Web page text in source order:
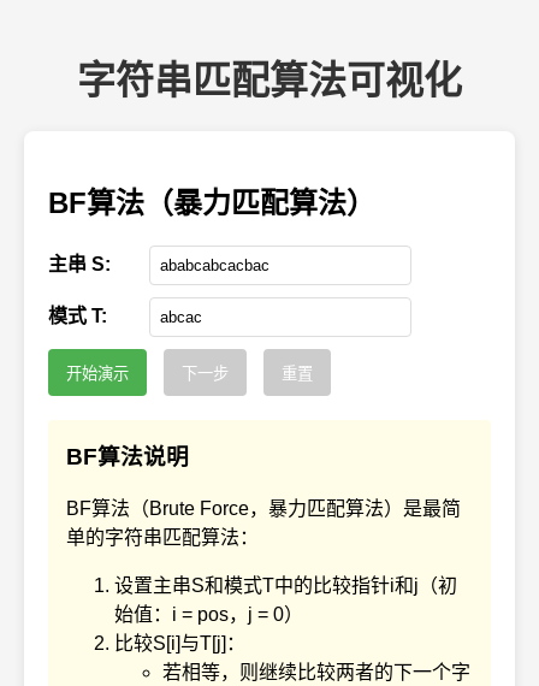
字符串匹配算法可视化
BF算法（暴力匹配算法）
主串 S:
模式 T:
开始演示 下一步 重置
BF算法说明
BF算法（Brute Force，暴力匹配算法）是最简
单的字符串匹配算法：
设置主串S和模式T中的比较指针i和j（初
始值：i = pos，j = 0）
比较S[i]与T[j]：
若相等，则继续比较两者的下一个字